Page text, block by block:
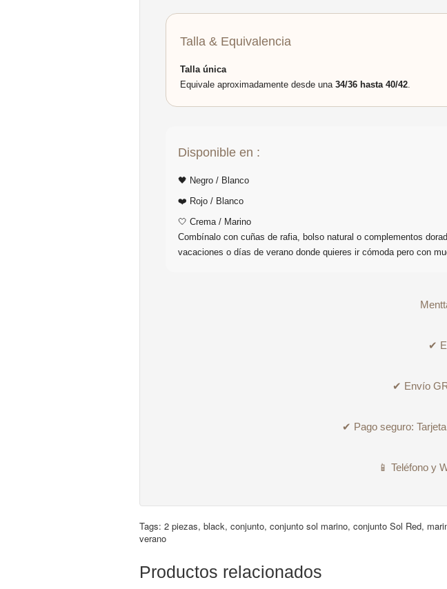
Talla & Equivalencia
Talla única
Equivale aproximadamente desde una 34/36 hasta 40/42.
Disponible en :
🖤 Negro / Blanco
❤️ Rojo / Blanco
🤍 Crema / Marino
Combínalo con cuñas de rafia, bolso natural o complementos
vacaciones o días de verano donde quieres ir cómoda pero con
✔
✔ Envío
✔ Pago seguro:
📱 Teléfono y
Tags: 2 piezas, black, conjunto, conjunto sol marino, conjunto Sol Red,
verano
Productos relacionados